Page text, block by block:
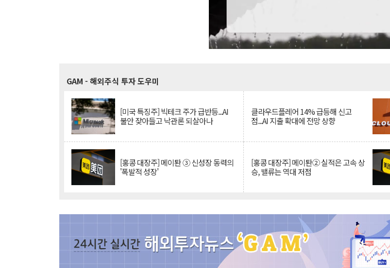
GAM - 해외주식 투자 도우미
[미국 특징주] 빅테크 주가 급반등...AI
불안 잦아들고 낙관론 되살아나
클라우드플레어 14% 급등해 신고
점...AI 지출 확대에 전망 상향
[홍콩 대장주] 메이퇀 ③ 신성장 동력의
'폭발적 성장'
[홍콩 대장주] 메이퇀② 실적은 고속 상
승, 밸류는 역대 저점